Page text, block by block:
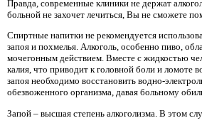
Правда, современные клиники не держат
больной не захочет лечиться, Вы не сможете
Спиртные напитки не рекомендуется
запоя и похмелья. Алкоголь, особенно пиво,
мочегонным действием. Вместе с жидкостью
калия, что приводит к головной боли и ломоте
запоя необходимо восстановить водно-
обезвоженного организма, давая больному
Запой – высшая степень алкоголизма. В этом